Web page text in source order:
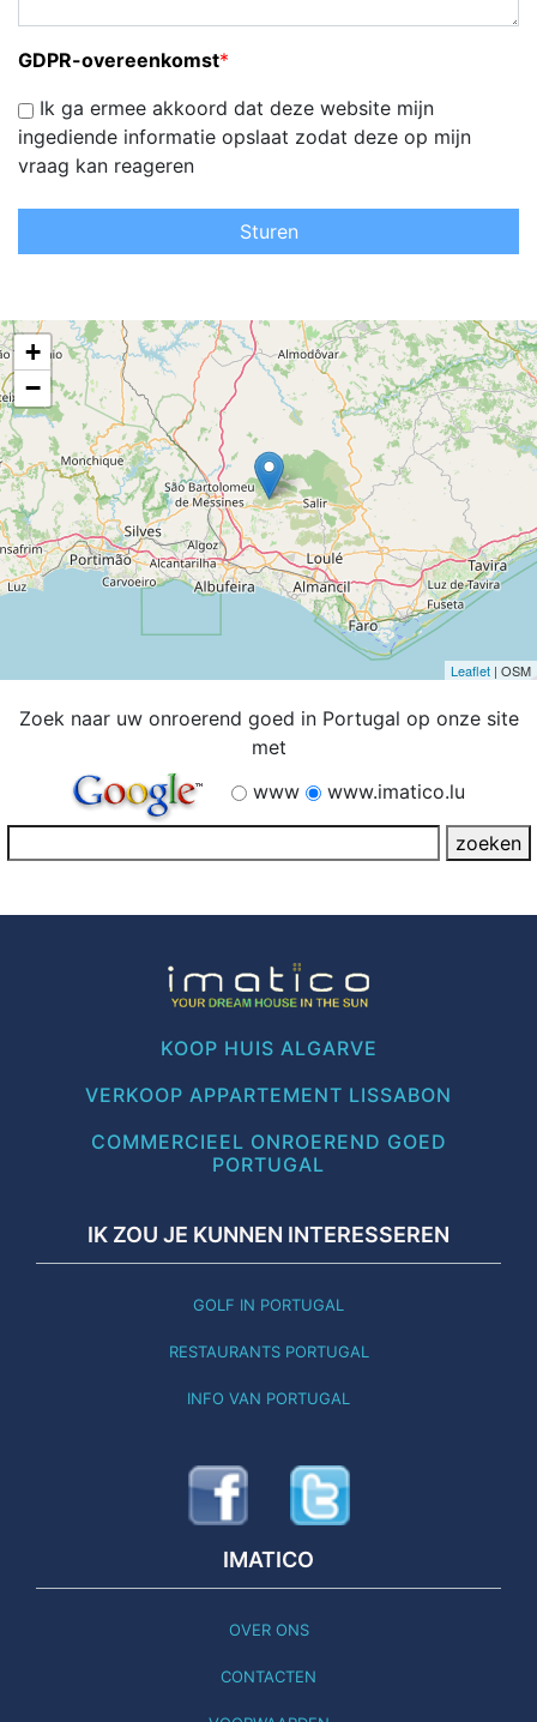
GDPR-overeenkomst*
Ik ga ermee akkoord dat deze website mijn
ingediende informatie opslaat zodat deze op mijn
vraag kan reageren
Sturen
+
−
Leaflet | OSM
Zoek naar uw onroerend goed in Portugal op onze site
met
www
www.imatico.lu
KOOP HUIS ALGARVE
VERKOOP APPARTEMENT LISSABON
COMMERCIEEL ONROEREND GOED
PORTUGAL
IK ZOU JE KUNNEN INTERESSEREN
GOLF IN PORTUGAL
RESTAURANTS PORTUGAL
INFO VAN PORTUGAL
IMATICO
OVER ONS
CONTACTEN